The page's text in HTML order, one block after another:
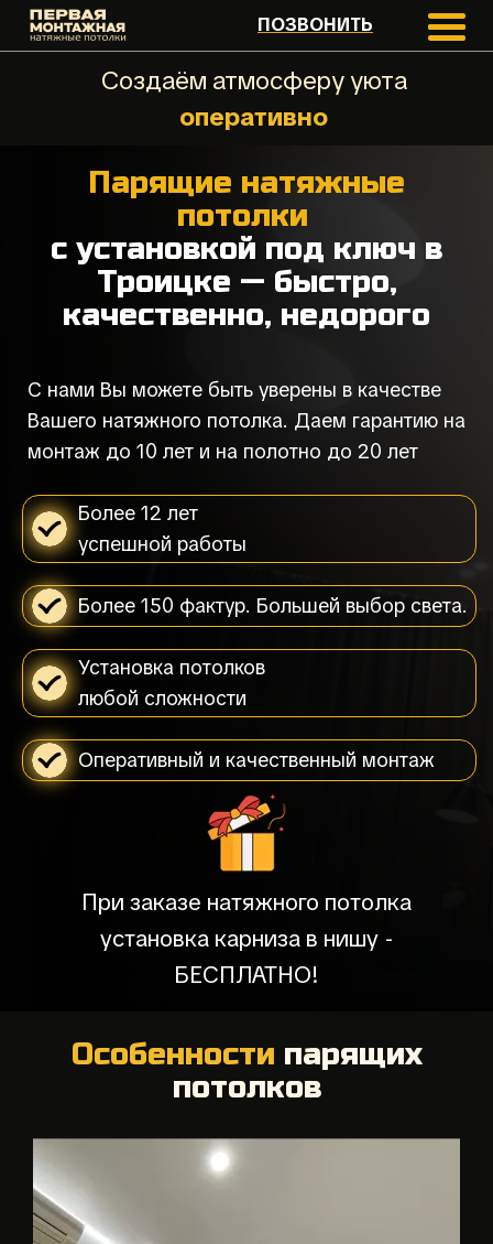
ПОЗВОНИТЬ
Создаём атмосферу уюта
качественно
Парящие натяжные
потолки
с установкой под ключ в
Троицке — быстро,
качественно, недорого
С нами Вы можете быть уверены в качестве
Вашего натяжного потолка. Даем гарантию на
монтаж до 10 лет и на полотно до 20 лет
Более 12 лет
успешной работы
Более 150 фактур. Большей выбор света.
Установка потолков
любой сложности
Оперативный и качественный монтаж
При заказе натяжного потолка
установка карниза в нишу -
БЕСПЛАТНО!
Особенности парящих
потолков